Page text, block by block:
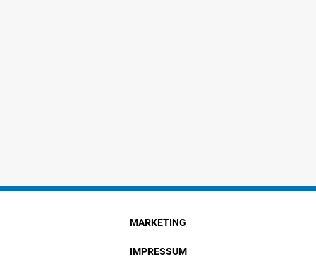
MARKETING
IMPRESSUM